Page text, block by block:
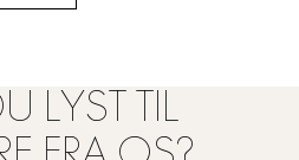
LYST TIL